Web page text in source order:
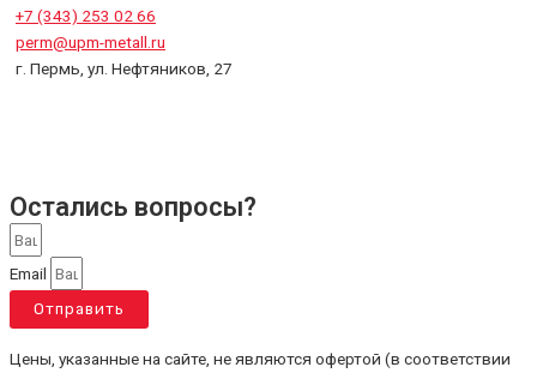
+7 (343) 253 02 66
perm@upm-metall.ru
г. Пермь, ул. Нефтяников, 27
Остались вопросы?
Email
Отправить
Цены, указанные на сайте, не являются офертой (в соответствии